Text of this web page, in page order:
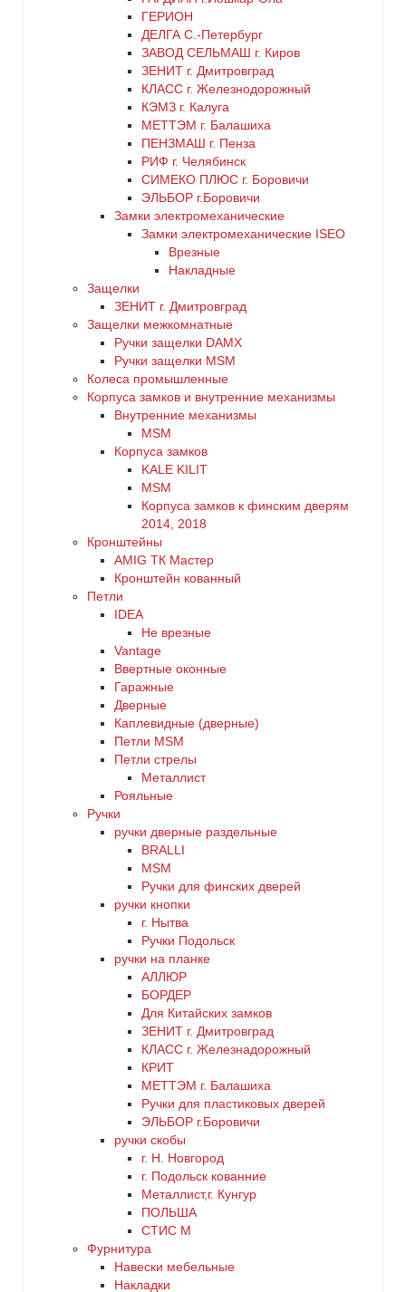
ГЕРИОН
ДЕЛГА С.-Петербург
ЗАВОД СЕЛЬМАШ г. Киров
ЗЕНИТ г. Дмитровград
КЛАСС г. Железнодорожный
КЭМЗ г. Калуга
МЕТТЭМ г. Балашиха
ПЕНЗМАШ г. Пенза
РИФ г. Челябинск
СИМЕКО ПЛЮС г. Боровичи
ЭЛЬБОР г.Боровичи
Замки электромеханические
Замки электромеханические ISEO
Врезные
Накладные
Защелки
ЗЕНИТ г. Дмитровград
Защелки межкомнатные
Ручки защелки DAMX
Ручки защелки MSM
Колеса промышленные
Корпуса замков и внутренние механизмы
Внутренние механизмы
MSM
Корпуса замков
KALE KILIT
MSM
Корпуса замков к финским дверям
2014, 2018
Кронштейны
AMIG ТК Мастер
Кронштейн кованный
Петли
IDEA
Не врезные
Vantage
Ввертные оконные
Гаражные
Дверные
Каплевидные (дверные)
Петли MSM
Петли стрелы
Металлист
Рояльные
Ручки
ручки дверные раздельные
BRALLI
MSM
Ручки для финских дверей
ручки кнопки
г. Нытва
Ручки Подольск
ручки на планке
АЛЛЮР
БОРДЕР
Для Китайских замков
ЗЕНИТ г. Дмитровград
КЛАСС г. Железнадорожный
КРИТ
МЕТТЭМ г. Балашиха
Ручки для пластиковых дверей
ЭЛЬБОР г.Боровичи
ручки скобы
г. Н. Новгород
г. Подольск кованние
Металлист,г. Кунгур
ПОЛЬША
СТИС М
Фурнитура
Навески мебельные
Накладки